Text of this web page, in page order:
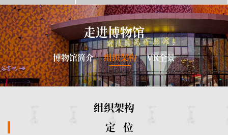
走进博物馆
博物馆简介 组织架构 VR全景
组织架构
定 位